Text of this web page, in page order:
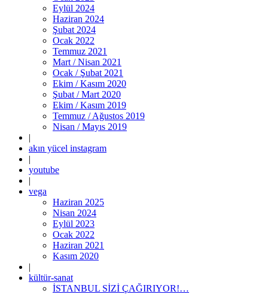
Eylül 2024
Haziran 2024
Şubat 2024
Ocak 2022
Temmuz 2021
Mart / Nisan 2021
Ocak / Şubat 2021
Ekim / Kasım 2020
Şubat / Mart 2020
Ekim / Kasım 2019
Temmuz / Ağustos 2019
Nisan / Mayıs 2019
|
akın yücel instagram
|
youtube
|
vega
Haziran 2025
Nisan 2024
Eylül 2023
Ocak 2022
Haziran 2021
Kasım 2020
|
kültür-sanat
İSTANBUL SİZİ ÇAĞIRIYOR!…